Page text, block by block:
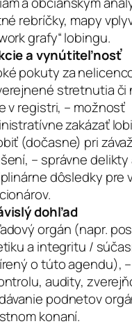
rebríčky, mapy
grafy“ lobingu.
a vynútiteľnosť
pokuty za
stretnutia či
v registri, – možnosť
zakázať
(dočasne) pri
– správne delikty
dôsledky pre
dohľad
orgán (napr.
a integritu /
o túto agendu),
audity,
podnetov
konaní.